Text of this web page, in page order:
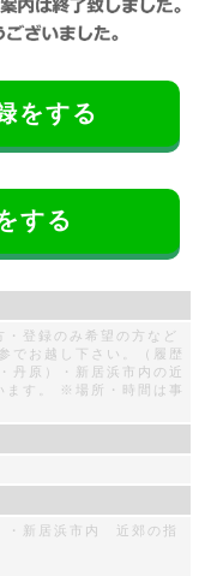
をする
する
登録のみ希望の方など
でお越し下さい。（履歴
丹原）・新居浜市内の近
ます。 ※場所・時間は事
・新居浜市内 近郊の指